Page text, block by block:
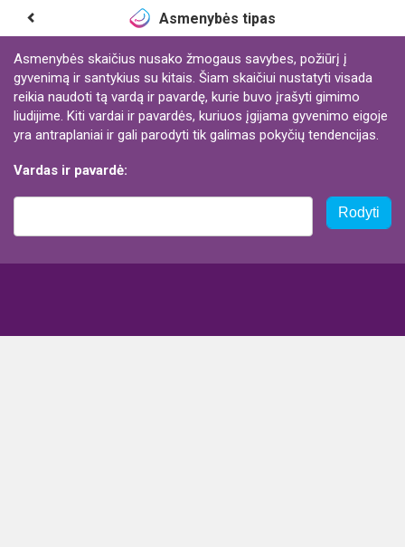
Asmenybės tipas
Asmenybės skaičius nusako žmogaus savybes, požiūrį į
gyvenimą ir santykius su kitais. Šiam skaičiui nustatyti visada
reikia naudoti tą vardą ir pavardę, kurie buvo įrašyti gimimo
liudijime. Kiti vardai ir pavardės, kuriuos įgijama gyvenimo eigoje
yra antraplaniai ir gali parodyti tik galimas pokyčių tendencijas.
Vardas ir pavardė:
Rodyti